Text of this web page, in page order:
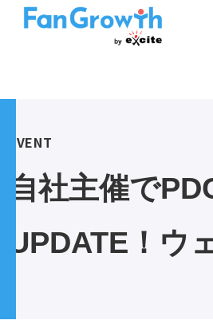
EVENT
自社主催で
UPDATE！ウ